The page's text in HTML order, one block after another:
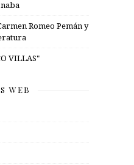
Romeo Pemán y
VILLAS"
WEB